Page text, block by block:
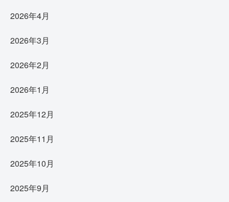
2026年4月
2026年3月
2026年2月
2026年1月
2025年12月
2025年11月
2025年10月
2025年9月